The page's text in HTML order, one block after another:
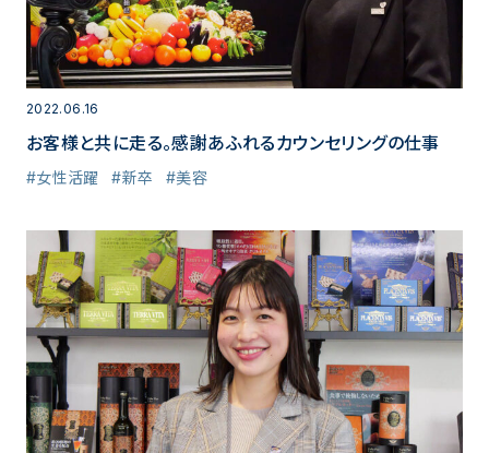
2022.06.16
お客様と共に走る。感謝あふれるカウンセリングの仕事
#女性活躍 #新卒 #美容